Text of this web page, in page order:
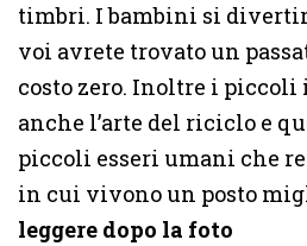
timbri. I bambini si
voi avrete trovato un
costo zero. Inoltre i piccoli
anche l’arte del riciclo e
piccoli esseri umani che
in cui vivono un posto
leggere dopo la foto